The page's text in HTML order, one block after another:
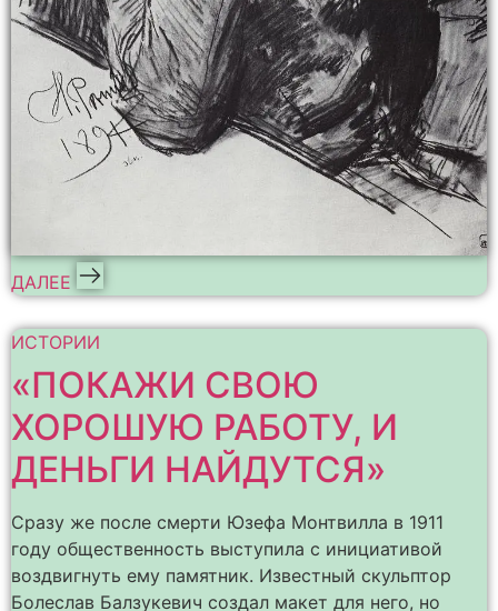
ДАЛЕЕ
ИСТОРИИ
«ПОКАЖИ СВОЮ
ХОРОШУЮ РАБОТУ, И
ДЕНЬГИ НАЙДУТСЯ»
Сразу же после смерти Юзефа Монтвилла в 1911
году общественность выступила с инициативой
воздвигнуть ему памятник. Известный скульптор
Болеслав Балзукевич создал макет для него, но